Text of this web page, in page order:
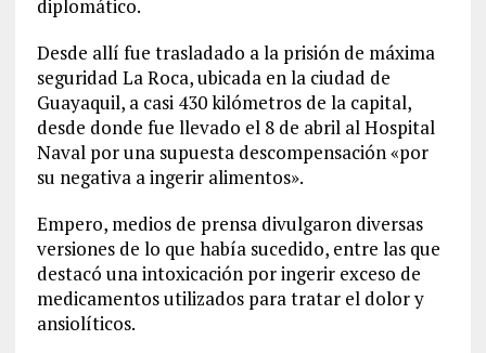
diplomático.
Desde allí fue trasladado a la prisión de máxima
seguridad La Roca, ubicada en la ciudad de
Guayaquil, a casi 430 kilómetros de la capital,
desde donde fue llevado el 8 de abril al Hospital
Naval por una supuesta descompensación «por
su negativa a ingerir alimentos».
Empero, medios de prensa divulgaron diversas
versiones de lo que había sucedido, entre las que
destacó una intoxicación por ingerir exceso de
medicamentos utilizados para tratar el dolor y
ansiolíticos.